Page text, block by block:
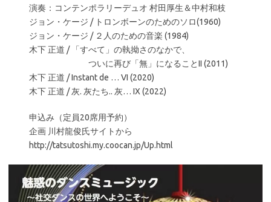
演奏：コンテンポラリーデュオ 村田厚生＆中村和枝
ジョン・ケージ / トロンボーンのためのソロ(1960)
ジョン・ケージ / ２人のための音楽 (1984)
木下 正道 / 「すべて」の執拗さのなかで、
ついに再び「無」になることII (2011)
木下 正道 / Instant de … VI (2020)
木下 正道 / 灰. 灰たち.. 灰… IX (2022)
申込み（定員20席用予約）
企画 川村龍俊氏サイトから
http://tatsutoshi.my.coocan.jp/Up.html